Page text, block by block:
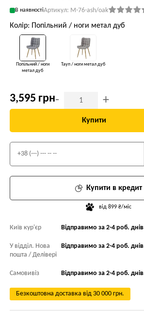
В наявностіАртикул: M-76-ash/oak
Колір: Попільний / ноги метал дуб
Попільний / ноги
метал дуб
Тауп / ноги метал дуб
3,595 грн- +
Купити
Купити в кредит
від 899 ₴/міс
Київ кур'єр Відправимо за 2-4 роб. днів
У відділ. Нова
пошта / Делівері
Відправимо за 2-4 роб. днів
Самовивіз Відправимо за 2-4 роб. днів
Безкоштовна доставка від 30 000 грн.